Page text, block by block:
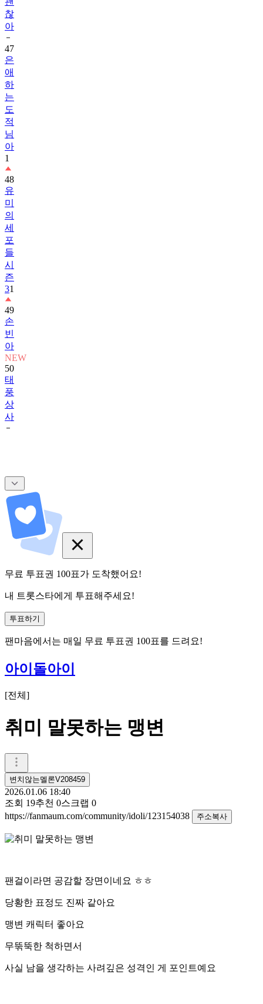
찮
아
47
은
애
하
는
도
적
님
아
1
48
유
미
의
세
포
들
시
즌
31
49
손
빈
아
NEW
50
태
풍
상
사
무료 투표권 100표가 도착했어요!
내 트롯스타에게 투표해주세요!
투표하기
팬마음에서는 매일 무료 투표권 100표를 드려요!
아이돌아이
[전체 ]
취미 말못하는 맹변
변치않는멜론V208459
2026.01.06 18:40
조회 19추천 0스크랩 0
https://fanmaum.com/community/idoli/123154038
주소복사
팬걸이라면 공감할 장면이네요 ㅎㅎ
당황한 표정도 진짜 같아요
맹변 캐릭터 좋아요
무뚞뚝한 척하면서
사실 남을 생각하는 사려깊은 성격인 게 포인트예요